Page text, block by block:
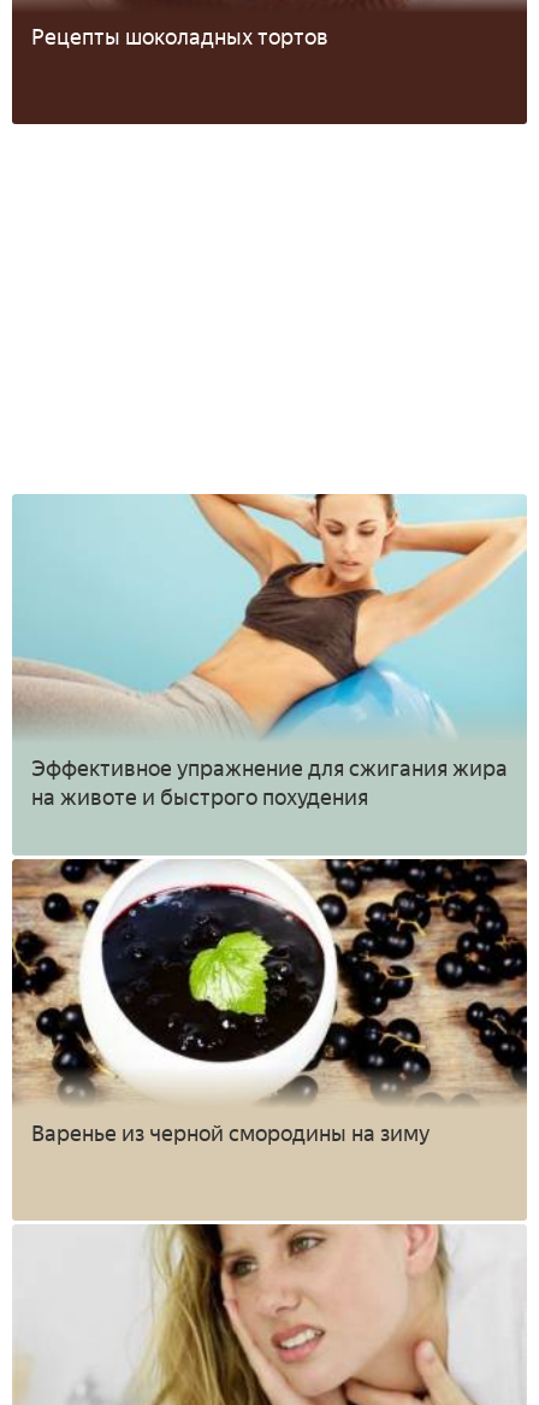
Рецепты шоколадных тортов
Эффективное упражнение для сжигания жира
на животе и быстрого похудения
Варенье из черной смородины на зиму